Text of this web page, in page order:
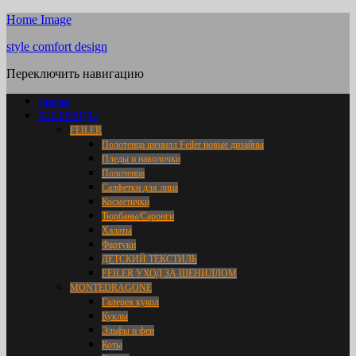
Home Image
style comfort design
Переключить навигацию
Главная
ВСЕ БРЕНДЫ
FEILER
Полотенца шенилл Feiler новые дизайны
Пледы и наволочки
Полотенца
Салфетки для лица
Косметички
Тюрбаны/Саронги
Халаты
Фартуки
ДЕТСКИЙ ТЕКСТИЛЬ
FEILER УХОД ЗА ШЕНИЛЛОМ
MONTEDRAGONE
Галерея кукол
Куклы
Эльфы и феи
Коты